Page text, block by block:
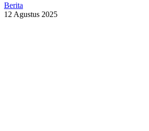
Berita
12 Agustus 2025